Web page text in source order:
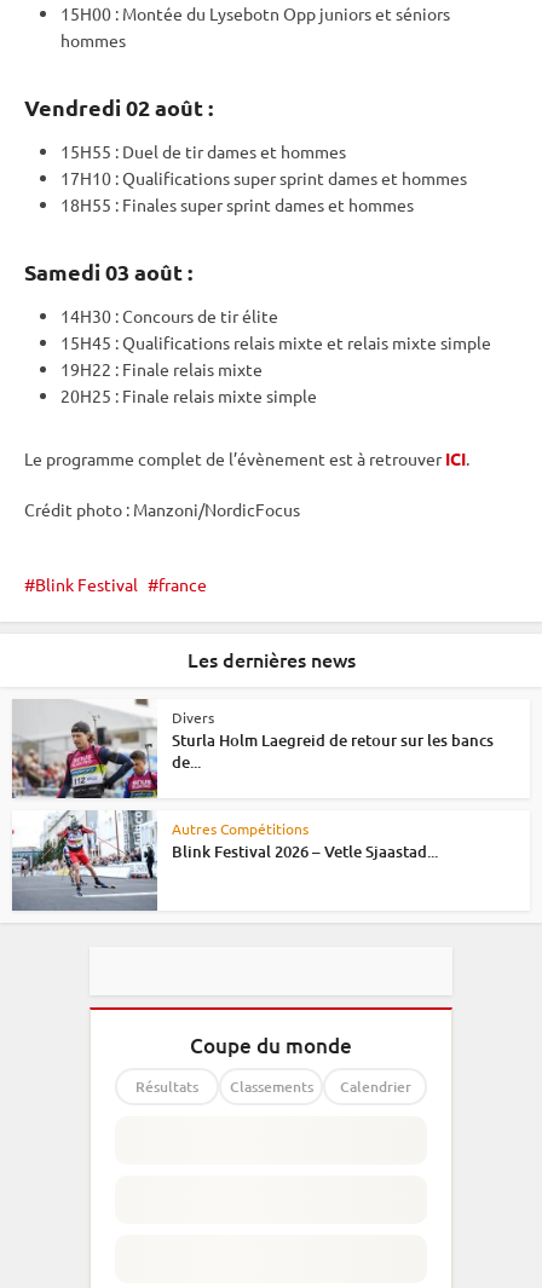
15H00 : Montée du Lysebotn Opp juniors et séniors
hommes
Vendredi 02 août :
15H55 : Duel de tir dames et hommes
17H10 : Qualificationssupersprint dames et hommes
18H55 : Finalessupersprint dames et hommes
Samedi 03 août :
14H30 : Concours de tir élite
15H45 : Qualifications relais mixte et relais mixte simple
19H22 : Finale relais mixte
20H25 : Finale relais mixte simple
Le programme complet de l’évènement est à retrouverICI.
Crédit photo : Manzoni/NordicFocus
Blink Festival france
Les dernières news
Divers
Sturla Holm Laegreid de retour sur les bancs
de...
Autres Compétitions
Blink Festival 2026 – Vetle Sjaastad...
Coupe du monde
Résultats Classements Calendrier